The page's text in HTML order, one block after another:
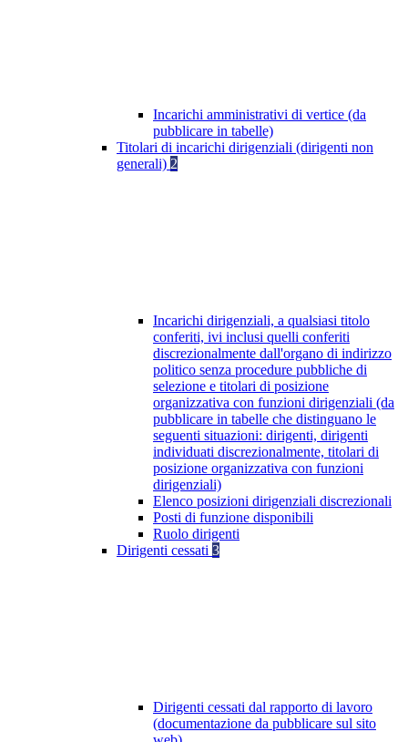
Incarichi amministrativi di vertice (da
pubblicare in tabelle)
Titolari di incarichi dirigenziali (dirigenti non
generali) 2
Incarichi dirigenziali, a qualsiasi titolo
conferiti, ivi inclusi quelli conferiti
discrezionalmente dall'organo di indirizzo
politico senza procedure pubbliche di
selezione e titolari di posizione
organizzativa con funzioni dirigenziali (da
pubblicare in tabelle che distinguano le
seguenti situazioni: dirigenti, dirigenti
individuati discrezionalmente, titolari di
posizione organizzativa con funzioni
dirigenziali)
Elenco posizioni dirigenziali discrezionali
Posti di funzione disponibili
Ruolo dirigenti
Dirigenti cessati 3
Dirigenti cessati dal rapporto di lavoro
(documentazione da pubblicare sul sito